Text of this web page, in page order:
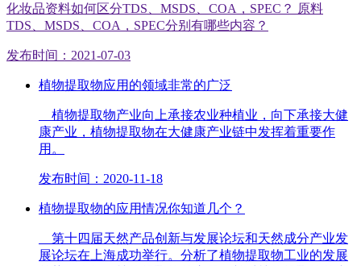
化妆品资料如何区分TDS、MSDS、COA，SPEC？ 原料
TDS、MSDS、COA，SPEC分别有哪些内容？
发布时间：2021-07-03
植物提取物应用的领域非常的广泛
植物提取物产业向上承接农业种植业，向下承接大健
康产业，植物提取物在大健康产业链中发挥着重要作
用。
发布时间：2020-11-18
植物提取物的应用情况你知道几个？
第十四届天然产品创新与发展论坛和天然成分产业发
展论坛在上海成功举行。分析了植物提取物工业的发展